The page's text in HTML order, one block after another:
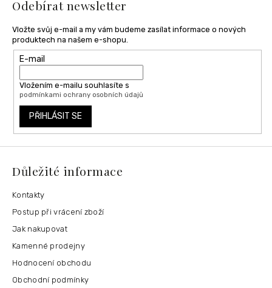
p
s
u
Odebírat newsletter
Vložte svůj e-mail a my vám budeme zasílat informace o nových
produktech na našem e-shopu.
E-mail
Vložením e-mailu souhlasíte s
podmínkami ochrany osobních údajů
PŘIHLÁSIT SE
Důležité informace
Kontakty
Postup při vrácení zboží
Jak nakupovat
Kamenné prodejny
Hodnocení obchodu
Obchodní podmínky